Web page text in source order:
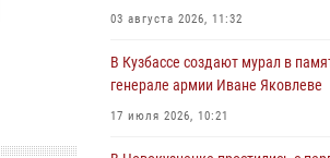
06 августа 2026, 09:18
Росгвардейцы задержали
повредившего имущество
06 августа 2026, 08:17
03 августа 2026, 11:32
В Кузбассе создают мурал в
генерале армии Иване Яковлеве
17 июля 2026, 10:21